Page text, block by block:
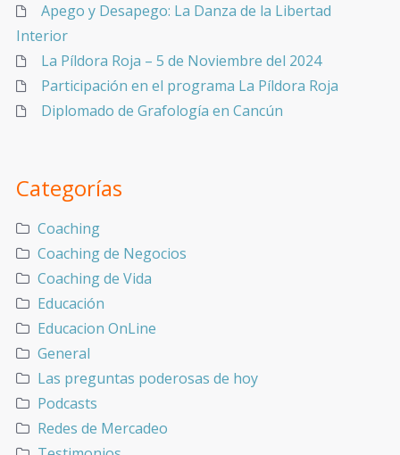
Apego y Desapego: La Danza de la Libertad
Interior
La Píldora Roja – 5 de Noviembre del 2024
Participación en el programa La Píldora Roja
Diplomado de Grafología en Cancún
Categorías
Coaching
Coaching de Negocios
Coaching de Vida
Educación
Educacion OnLine
General
Las preguntas poderosas de hoy
Podcasts
Redes de Mercadeo